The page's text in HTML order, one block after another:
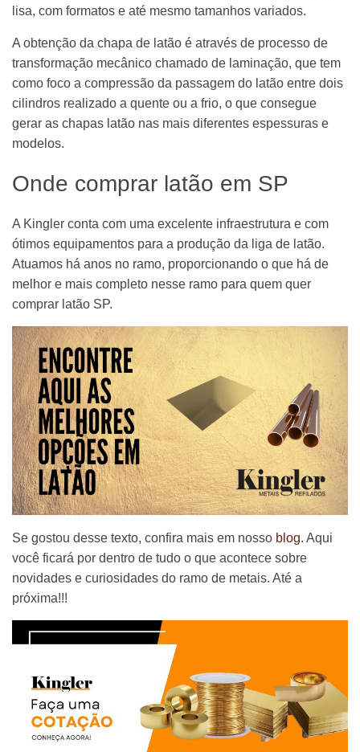
lisa, com formatos e até mesmo tamanhos variados.
A obtenção da chapa de latão é através de processo de
transformação mecânico chamado de laminação, que tem
como foco a compressão da passagem do latão entre dois
cilindros realizado a quente ou a frio, o que consegue
gerar as chapas latão nas mais diferentes espessuras e
modelos.
Onde comprar latão em SP
A Kingler conta com uma excelente infraestrutura e com
ótimos equipamentos para a produção da liga de latão.
Atuamos há anos no ramo, proporcionando o que há de
melhor e mais completo nesse ramo para quem quer
comprar latão SP.
Se gostou desse texto, confira mais em nosso blog. Aqui
você ficará por dentro de tudo o que acontece sobre
novidades e curiosidades do ramo de metais. Até a
próxima!!!